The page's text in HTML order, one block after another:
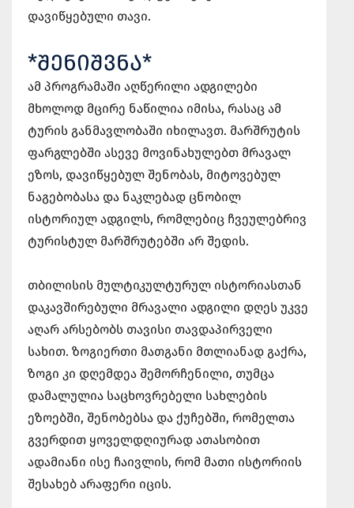
დავიწყებული თავი.
*ᲨᲔᲜᲘᲨᲕᲜᲐ*
ამ პროგრამაში აღწერილი ადგილები
მხოლოდ მცირე ნაწილია იმისა, რასაც ამ
ტურის განმავლობაში იხილავთ. მარშრუტის
ფარგლებში ასევე მოვინახულებთ მრავალ
ეზოს, დავიწყებულ შენობას, მიტოვებულ
ნაგებობასა და ნაკლებად ცნობილ
ისტორიულ ადგილს, რომლებიც ჩვეულებრივ
ტურისტულ მარშრუტებში არ შედის.
თბილისის მულტიკულტურულ ისტორიასთან
დაკავშირებული მრავალი ადგილი დღეს უკვე
აღარ არსებობს თავისი თავდაპირველი
სახით. ზოგიერთი მათგანი მთლიანად გაქრა,
ზოგი კი დღემდეა შემორჩენილი, თუმცა
დამალულია საცხოვრებელი სახლების
ეზოებში, შენობებსა და ქუჩებში, რომელთა
გვერდით ყოველდღიურად ათასობით
ადამიანი ისე ჩაივლის, რომ მათი ისტორიის
შესახებ არაფერი იცის.